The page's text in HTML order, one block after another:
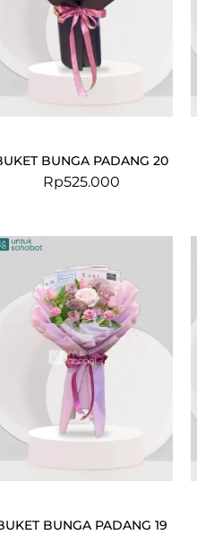
BUNGA PADANG 20
Rp525.000
BUNGA PADANG 19